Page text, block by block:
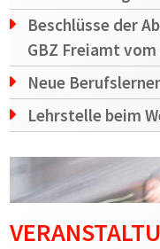
Beschlüsse der
GBZ Freiamt vom
Neue
Lehrstelle beim